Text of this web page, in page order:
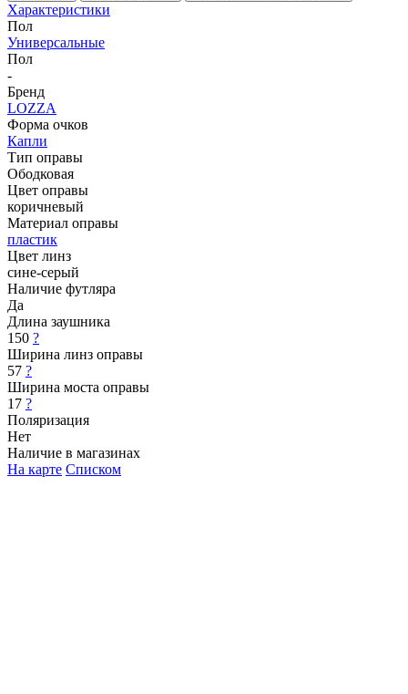
Характеристики
Пол
Универсальные
Пол
-
Бренд
LOZZA
Форма очков
Капли
Тип оправы
Ободковая
Цвет оправы
коричневый
Материал оправы
пластик
Цвет линз
сине-серый
Наличие футляра
Да
Длина заушника
150 ?
Ширина линз оправы
57 ?
Ширина моста оправы
17 ?
Поляризация
Нет
Наличие в магазинах
На карте Списком